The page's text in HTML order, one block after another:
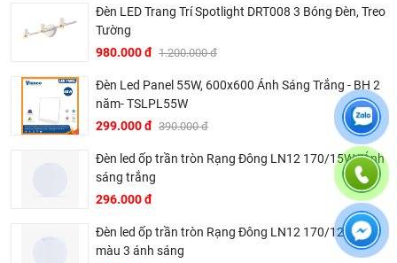
mòn và thay thế miễn phí.
Bảo trì kiểm tra sản phẩm trước khi hết hạn bảo hành
kể cả sản phẩm có lên đên 5 năm hay 10 năm bảo
hành miễn phí, Khali Nguyễn sẽ liên hệ để bảo trì và
kiểm tra khi đến hạn, khách hàng không phải ghi nhớ
hay lưu thông tin gì cả.
Khali Nguyễn - Tri kỷ của ngôi nhà bạn!
Đèn LED Trang Trí Spotlight DRT008 3 Bóng Đèn, Treo
Tường
980.000 đ 1.200.000 đ
Đèn Led Panel 55W, 600x600 Ánh Sáng Trắng - BH 2
năm- TSLPL55W
299.000 đ 390.000 đ
Đèn led ốp trần tròn Rạng Đông LN12 170/15W | Ánh
sáng trắng
296.000 đ
Đèn led ốp trần tròn Rạng Đông LN12 170/12W | Đổi
màu 3 ánh sáng